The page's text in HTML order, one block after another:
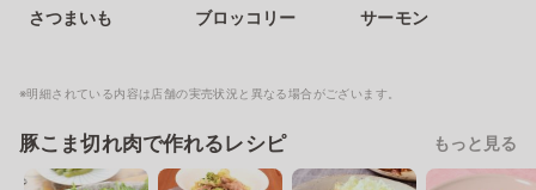
さつまいも ブロッコリー サーモン
※明細されている内容は店舗の実売状況と異なる場合がございます。
豚こま切れ肉で作れるレシピ もっと見る